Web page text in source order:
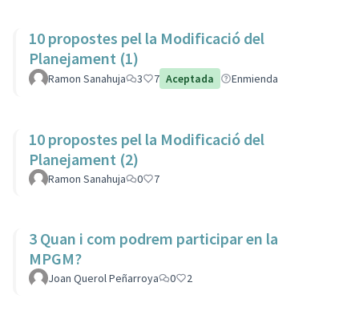
10 propostes pel la Modificació del
Planejament (1)
Ramon Sanahuja 3 7 Aceptada Enmienda
10 propostes pel la Modificació del
Planejament (2)
Ramon Sanahuja 0 7
3 Quan i com podrem participar en la
MPGM?
Joan Querol Peñarroya 0 2